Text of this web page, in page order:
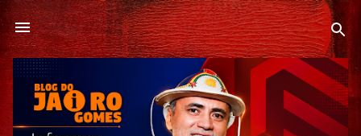
Pular para o conteúdo principal